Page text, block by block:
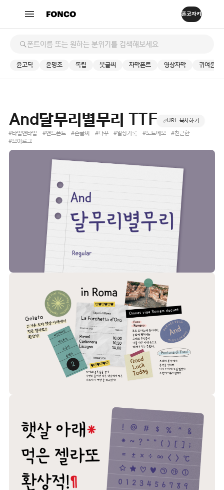
윤고딕 윤명조 독립 붓글씨 자막폰트 영상자막 귀여운
And달무리별무리 TTF URL 복사하기
#타입앤타입 #앤드폰트 #손글씨 #다꾸 #일상기록 #노트메모
#친근한
#브이로그